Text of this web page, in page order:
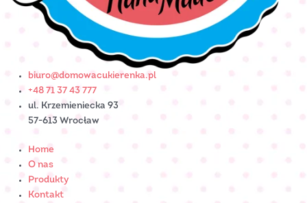
biuro@domowacukierenka.pl
+48 71 37 43 777
ul. Krzemieniecka 93
57-613 Wrocław
Home
O nas
Produkty
Kontakt